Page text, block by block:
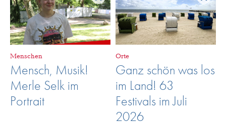
Menschen
Mensch, Musik!
Merle Selk im
Portrait
Orte
Ganz schön was los
im Land! 63
Festivals im Juli
2026